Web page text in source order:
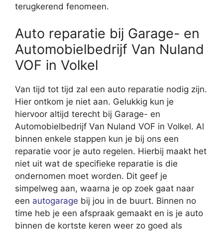
terugkerend fenomeen.
Auto reparatie bij Garage- en
Automobielbedrijf Van Nuland
VOF in Volkel
Van tijd tot tijd zal een auto reparatie nodig zijn.
Hier ontkom je niet aan. Gelukkig kun je
hiervoor altijd terecht bij Garage- en
Automobielbedrijf Van Nuland VOF in Volkel. Al
binnen enkele stappen kun je bij ons een
reparatie voor je auto regelen. Hierbij maakt het
niet uit wat de specifieke reparatie is die
ondernomen moet worden. Dit geef je
simpelweg aan, waarna je op zoek gaat naar
een autogarage bij jou in de buurt. Binnen no
time heb je een afspraak gemaakt en is je auto
binnen de kortste keren weer zo goed als